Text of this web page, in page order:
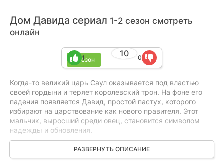
Дом Давида сериал 1-2 сезон смотреть
онлайн
2 сезон
10
1 0
Когда-то великий царь Саул оказывается под властью
своей гордыни и теряет королевский трон. На фоне его
падения появляется Давид, простой пастух, которого
избирают на царствование как нового правителя. Этот
мальчик, выросший среди овец, становится символом
надежды и обновления.
Саул, погрязший в своих ошибках и страхах, теряет
поддержку народа и божественное благословение.
РАЗВЕРНУТЬ ОПИСАНИЕ